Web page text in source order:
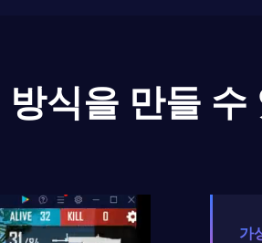
식을 만들 수
가